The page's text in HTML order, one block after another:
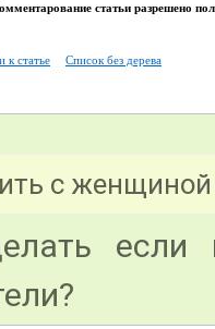
статьи разрешено
к статье Список без дерева
с
если